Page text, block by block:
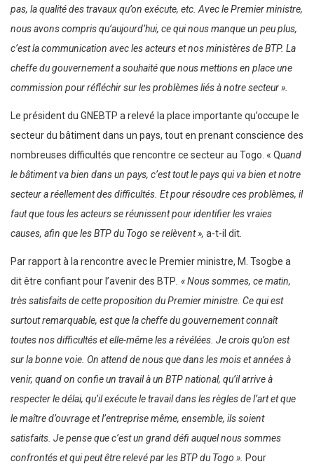
pas, la qualité des travaux qu’on exécute, etc. Avec le Premier ministre,
nous avons compris qu’aujourd’hui, ce qui nous manque un peu plus,
c’est la communication avec les acteurs et nos ministères de BTP. La
cheffe du gouvernement a souhaité que nous mettions en place une
commission pour réfléchir sur les problèmes liés à notre secteur ».
Le président du GNEBTP a relevé la place importante qu’occupe le
secteur du bâtiment dans un pays, tout en prenant conscience des
nombreuses difficultés que rencontre ce secteur au Togo. « Quand
le bâtiment va bien dans un pays, c’est tout le pays qui va bien et notre
secteur a réellement des difficultés. Et pour résoudre ces problèmes, il
faut que tous les acteurs se réunissent pour identifier les vraies
causes, afin que les BTP du Togo se relèvent », a-t-il dit
Par rapport à la rencontre avec le Premier ministre, M. Tsogbe a
dit être confiant pour l’avenir des BTP . « Nous sommes, ce matin,
très satisfaits de cette proposition du Premier ministre. Ce qui est
surtout remarquable, est que la cheffe du gouvernement connaît
toutes nos difficultés et elle-même les a révélées. Je crois qu’on est
sur la bonne voie. On attend de nous que dans les mois et années à
venir, quand on confie un travail à un BTP national, qu’il arrive à
respecter le délai, qu’il exécute le travail dans les règles de l’art et que
le maître d’ouvrage et l’entreprise même, ensemble, ils soient
satisfaits. Je pense que c’est un grand défi auquel nous sommes
confrontés et qui peut être relevé par les BTP du Togo ». Pour